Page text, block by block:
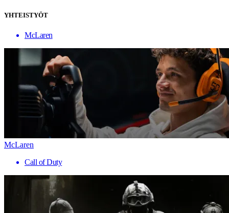
YHTEISTYÖT
McLaren
McLaren
Call of Duty